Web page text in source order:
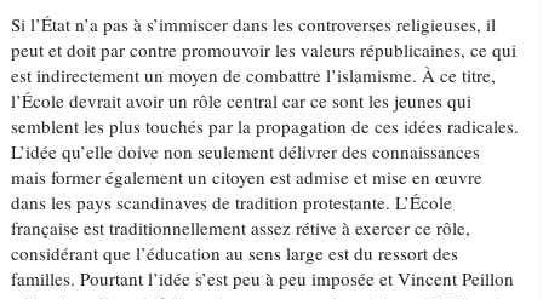
Si l’État n’a pas à s’immiscer dans les controverses religieuses, il
peut et doit par contre promouvoir les valeurs républicaines, ce qui
est indirectement un moyen de combattre l’islamisme. À ce titre,
l’École devrait avoir un rôle central car ce sont les jeunes qui
semblent les plus touchés par la propagation de ces idées radicales.
L’idée qu’elle doive non seulement délivrer des connaissances
mais former également un citoyen est admise et mise en œuvre
dans les pays scandinaves de tradition protestante. L’École
française est traditionnellement assez rétive à exercer ce rôle,
considérant que l’éducation au sens large est du ressort des
familles. Pourtant l’idée s’est peu à peu imposée et Vincent Peillon